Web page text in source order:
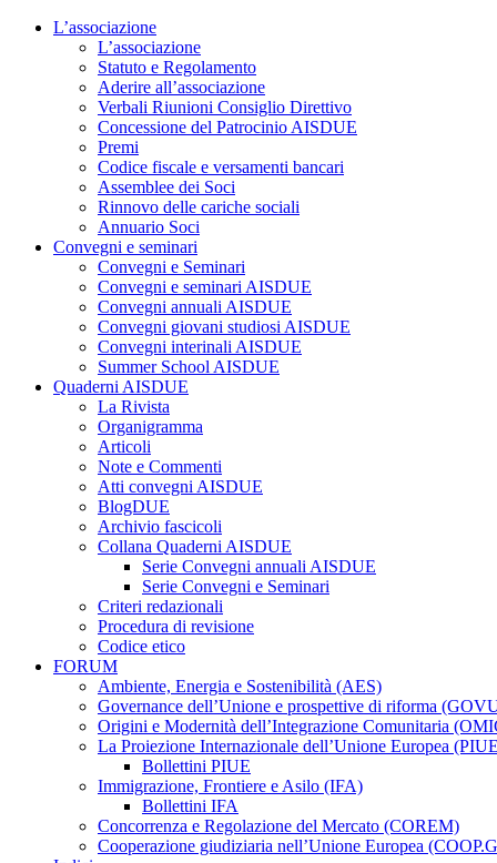
L’associazione
L’associazione
Statuto e Regolamento
Aderire all’associazione
Verbali Riunioni Consiglio Direttivo
Concessione del Patrocinio AISDUE
Premi
Codice fiscale e versamenti bancari
Assemblee dei Soci
Rinnovo delle cariche sociali
Annuario Soci
Convegni e seminari
Convegni e Seminari
Convegni e seminari AISDUE
Convegni annuali AISDUE
Convegni giovani studiosi AISDUE
Convegni interinali AISDUE
Summer School AISDUE
Quaderni AISDUE
La Rivista
Organigramma
Articoli
Note e Commenti
Atti convegni AISDUE
BlogDUE
Archivio fascicoli
Collana Quaderni AISDUE
Serie Convegni annuali AISDUE
Serie Convegni e Seminari
Criteri redazionali
Procedura di revisione
Codice etico
FORUM
Ambiente, Energia e Sostenibilità (AES)
Governance dell’Unione e prospettive di riforma
Origini e Modernità dell’Integrazione Comunitaria
La Proiezione Internazionale dell’Unione Europea
Bollettini PIUE
Immigrazione, Frontiere e Asilo (IFA)
Bollettini IFA
Concorrenza e Regolazione del Mercato (COREM)
Cooperazione giudiziaria nell’Unione Europea